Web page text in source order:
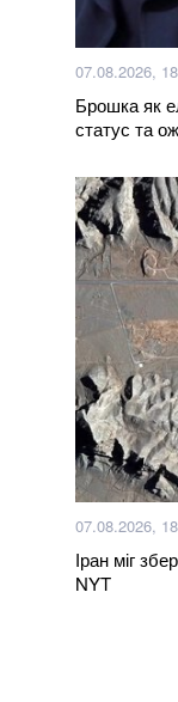
07.08.2026,
Брошка як
статус та
07.08.2026,
Іран міг
NYT